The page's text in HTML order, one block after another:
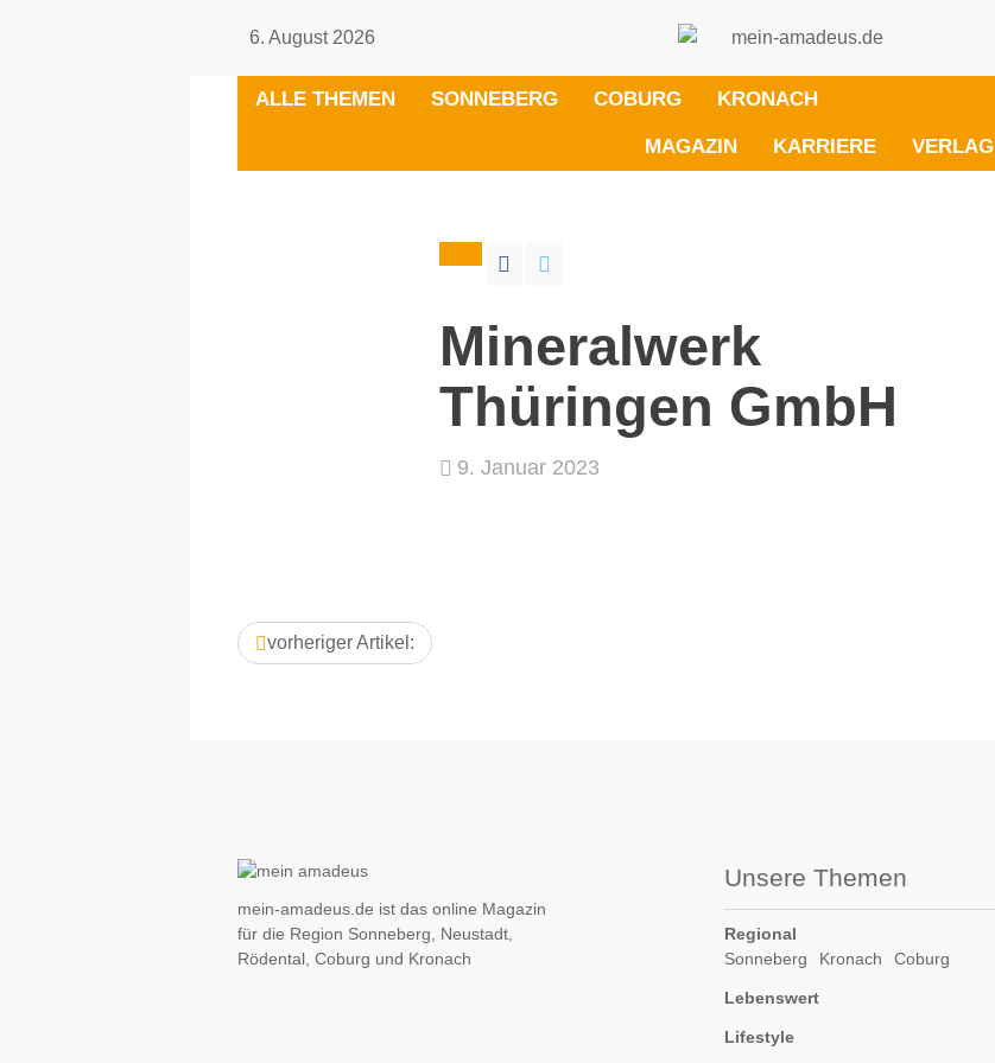
6. August 2026
ALLE THEMEN SONNEBERG COBURG KRONACH
MAGAZIN KARRIERE VERLAG
Mineralwerk
Thüringen GmbH
9. Januar 2023
vorheriger Artikel:
mein-amadeus.de ist das online Magazin
für die Region Sonneberg, Neustadt,
Rödental, Coburg und Kronach
Unsere Themen
Regional
Sonneberg
Kronach Coburg
Lebenswert
Lifestyle